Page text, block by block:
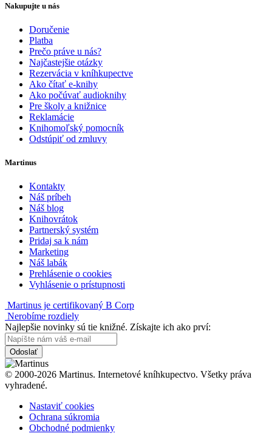
Nakupujte u nás
Doručenie
Platba
Prečo práve u nás?
Najčastejšie otázky
Rezervácia v kníhkupectve
Ako čítať e-knihy
Ako počúvať audioknihy
Pre školy a knižnice
Reklamácie
Knihomoľský pomocník
Odstúpiť od zmluvy
Martinus
Kontakty
Náš príbeh
Náš blog
Knihovrátok
Partnerský systém
Pridaj sa k nám
Marketing
Náš labák
Prehlásenie o cookies
Vyhlásenie o prístupnosti
Martinus je certifikovaný B Corp
Nerobíme rozdiely
Najlepšie novinky sú tie knižné. Získajte ich ako prví:
Odoslať
© 2000-2026 Martinus. Internetové kníhkupectvo. Všetky práva
vyhradené.
Nastaviť cookies
Ochrana súkromia
Obchodné podmienky